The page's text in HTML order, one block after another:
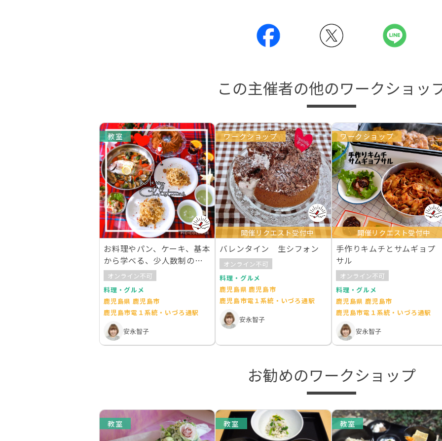
この主催者の他のワークショッ
教室
お料理やパン、ケーキ、基本
から学べる、少人数制の手
作り教室です。
オンライン不可
料理・グルメ
鹿児島県 鹿児島市
鹿児島市電１系統・いづろ通駅
安永智子
ワークショップ
開催リクエスト受付中
バレンタイン 生シフォン
オンライン不可
料理・グルメ
鹿児島県 鹿児島市
鹿児島市電１系統・いづろ通駅
安永智子
ワークショップ
開催リクエスト受付中
手作りキムチとサムギョプ
サル
オンライン不可
料理・グルメ
鹿児島県 鹿児島市
鹿児島市電１系統・いづろ通駅
安永智子
お勧めのワークショップ
教室 教室 教室